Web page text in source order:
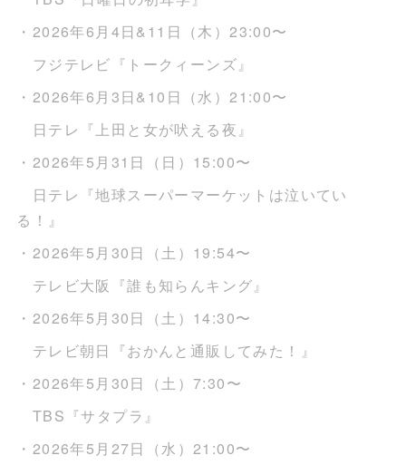
・2026年6月4日&11日（木）23:00〜
フジテレビ『トークィーンズ』
・2026年6月3日&10日（水）21:00〜
日テレ『上田と女が吠える夜』
・2026年5月31日（日）15:00〜
日テレ『地球スーパーマーケットは泣いてい
る！』
・2026年5月30日（土）19:54〜
テレビ大阪『誰も知らんキング』
・2026年5月30日（土）14:30〜
テレビ朝日『おかんと通販してみた！』
・2026年5月30日（土）7:30〜
TBS『サタプラ』
・2026年5月27日（水）21:00〜